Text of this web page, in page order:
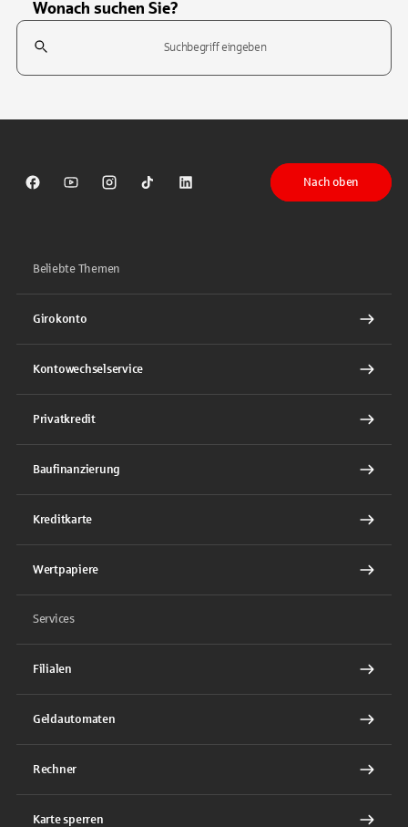
Wonach suchen Sie?
Suchfeld
Sparkasse auf Facebook
Sparkasse auf Youtube
Sparkasse auf Instagram
Sparkasse auf TikTok
Sparkasse auf LinkedIn
Nach oben
Beliebte Themen
Girokonto
Kontowechselservice
Privatkredit
Baufinanzierung
Kreditkarte
Wertpapiere
Services
Filialen
Geldautomaten
Rechner
Karte sperren